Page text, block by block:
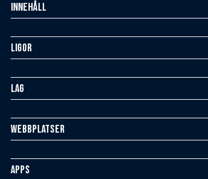
Innehåll
Ligor
Lag
Webbplatser
Apps